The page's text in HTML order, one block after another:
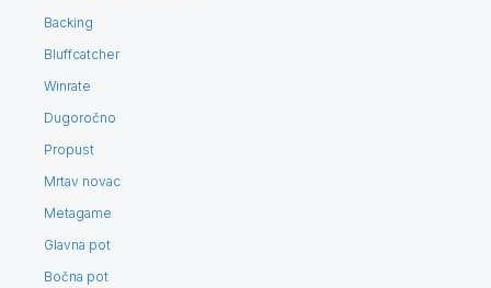
Backing
Bluffcatcher
Winrate
Dugoročno
Propust
Mrtav novac
Metagame
Glavna pot
Bočna pot